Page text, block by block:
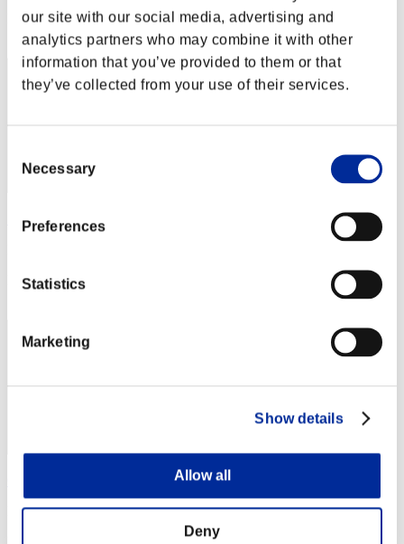
our site with our social media, advertising and
analytics partners who may combine it with other
information that you’ve provided to them or that
they’ve collected from your use of their services.
Selection
Necessary
Preferences
Statistics
Marketing
Show details
Allow all
Deny
Posizione
122
Sixsixtwelve
Posizione
Punteggio:132